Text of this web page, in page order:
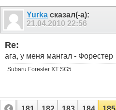
Yurka сказал(-а):
21.04.2010 22:56
Re:
ага, у меня мангал - Форестер
Subaru Forester XT SG5